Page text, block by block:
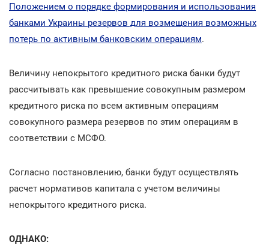
Положением о порядке формирования и использования
банками Украины резервов для возмещения возможных
потерь по активным банковским операциям.
Величину непокрытого кредитного риска банки будут
рассчитывать как превышение совокупным размером
кредитного риска по всем активным операциям
совокупного размера резервов по этим операциям в
соответствии с МСФО.
Согласно постановлению, банки будут осуществлять
расчет нормативов капитала с учетом величины
непокрытого кредитного риска.
ОДНАКО: